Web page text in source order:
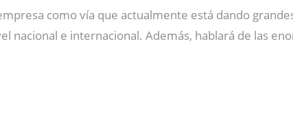
como vía que actualmente está dando
nacional e internacional. Además, hablará de las